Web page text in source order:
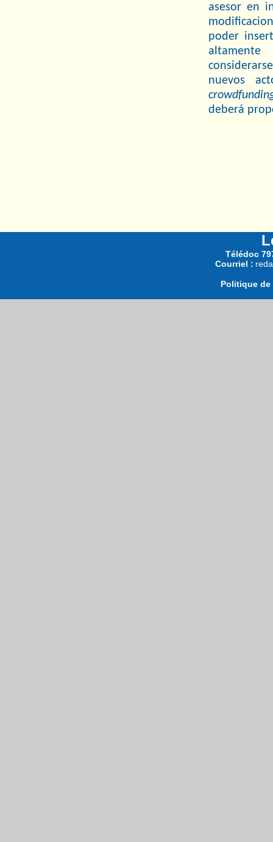
asesor en
poder
altamente
nuevos
deberá
Télédoc
Courriel :
Politique